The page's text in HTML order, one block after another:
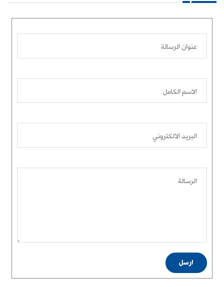
عنوان الرسالة
الاسم الكامل
البريد الالكتروني
الرسالة
ارسل